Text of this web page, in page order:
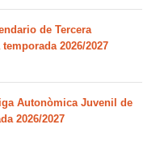
de Tercera
2026/2027
Autonòmica Juvenil de
2026/2027